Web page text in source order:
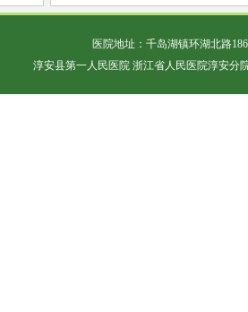
医院地址：千岛湖镇环湖北路
淳安县第一人民医院 浙江省人民医院淳安分